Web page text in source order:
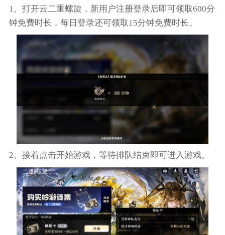
1、打开云二重螺旋，新用户注册登录后即可领取600分
钟免费时长，每日登录还可领取15分钟免费时长。
2、接着点击开始游戏，等待排队结束即可进入游戏。